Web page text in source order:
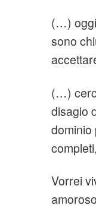
(…)
sono
(…)
disagio
dominio
Vorrei